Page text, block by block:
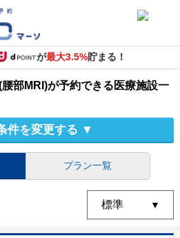
が最大3.5%貯まる！
腰部MRI)が予約できる医療施設一
件を変更する ▼
プラン一覧